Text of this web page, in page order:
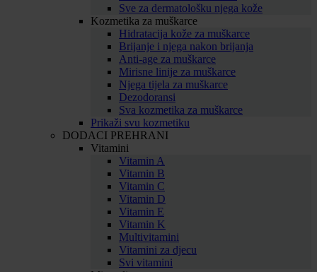
Sve za dermatološku njega kože
Kozmetika za muškarce
Hidratacija kože za muškarce
Brijanje i njega nakon brijanja
Anti-age za muškarce
Mirisne linije za muškarce
Njega tijela za muškarce
Dezodoransi
Sva kozmetika za muškarce
Prikaži svu kozmetiku
DODACI PREHRANI
Vitamini
Vitamin A
Vitamin B
Vitamin C
Vitamin D
Vitamin E
Vitamin K
Multivitamini
Vitamini za djecu
Svi vitamini